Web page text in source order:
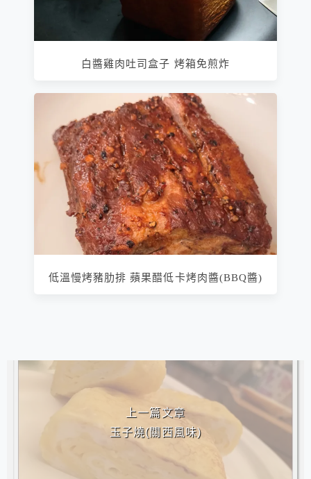
白醬雞肉吐司盒子 烤箱免煎炸
低溫慢烤豬肋排 蘋果醋低卡烤肉醬(BBQ醬)
相連文章
上一篇文章
玉子燒(關西風味)